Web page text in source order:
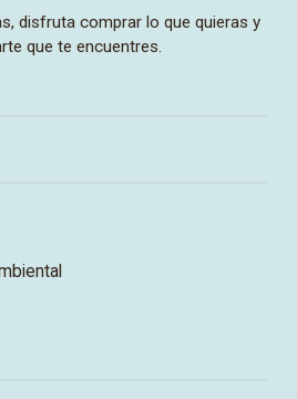
disfruta comprar lo que quieras y
que te encuentres.